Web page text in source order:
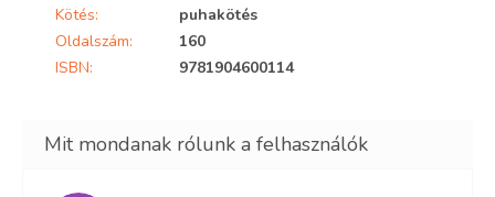
Kötés:
puhakötés
Oldalszám:
160
ISBN: 9781904600114